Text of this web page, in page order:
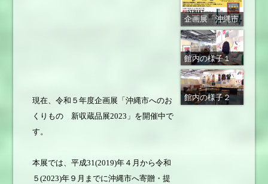
企画展「沖縄市
へのおくりもの
新収蔵品展
2023」チラシ
館内の様子１
館内の様子２
現在、令和５年度企画展「沖縄市へのお
くりもの 新収蔵品展2023」を開催中で
す。
本展では、平成31(2019)年４月から令和
５(2023)年９月までに沖縄市へ寄贈・提